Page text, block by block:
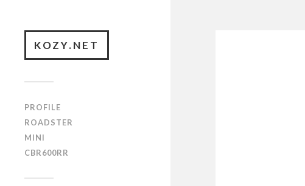
KOZY.NET
PROFILE
ROADSTER
MINI
CBR600RR